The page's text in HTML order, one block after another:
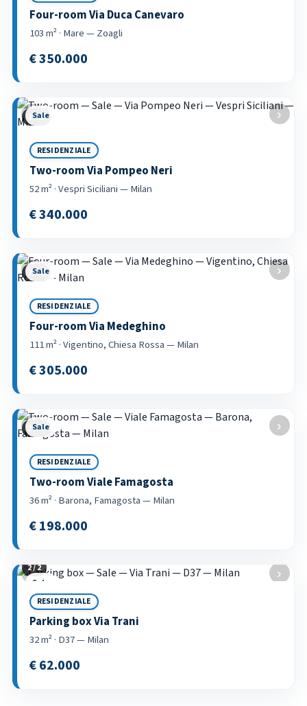
Four-room Via Duca Canevaro
103 m² · Mare — Zoagli
€ 350.000
‹ ›
2 / 21
Sale
RESIDENZIALE
Two-room Via Pompeo Neri
52 m² · Vespri Siciliani — Milan
€ 340.000
‹ ›
2 / 18
Sale
RESIDENZIALE
Four-room Via Medeghino
111 m² · Vigentino, Chiesa Rossa — Milan
€ 305.000
‹ ›
2 / 15
Sale
RESIDENZIALE
Two-room Viale Famagosta
36 m² · Barona, Famagosta — Milan
€ 198.000
‹ ›
2 / 2
Sale
RESIDENZIALE
Parking box Via Trani
32 m² · D37 — Milan
€ 62.000